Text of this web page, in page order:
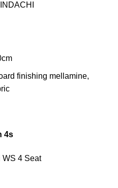
finishing mellamine,
4s